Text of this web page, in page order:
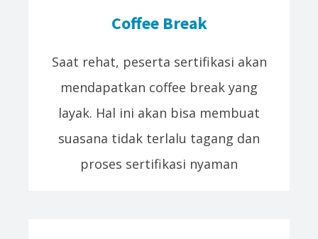
Coffee Break
Saat rehat, peserta sertifikasi akan
mendapatkan coffee break yang
layak. Hal ini akan bisa membuat
suasana tidak terlalu tagang dan
proses sertifikasi nyaman